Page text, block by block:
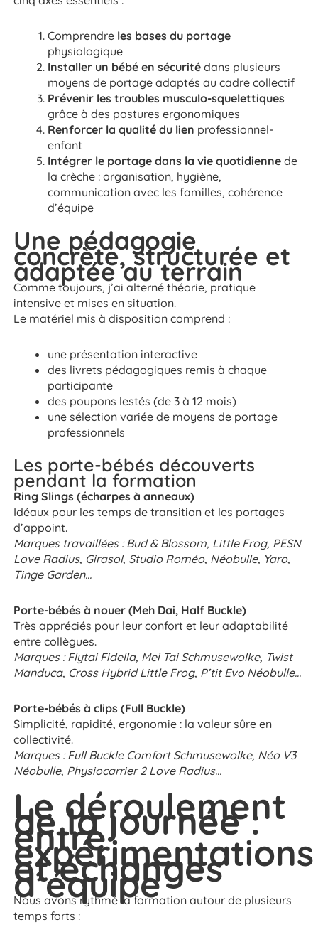
Comprendreles bases du portage
physiologique
Installer un bébé en sécurité dans plusieurs
moyens de portage adaptés au cadre collectif
Prévenir les troubles musculo-squelettiques
grâce à des postures ergonomiques
Renforcer la qualité du lien professionnel-
enfant
Intégrer le portage dans la vie quotidiennede
la crèche : organisation, hygiène,
communication avec les familles, cohérence
d’équipe
Une pédagogie
concrète, structurée et
adaptée au terrain
Comme toujours, j’ai alterné théorie, pratique
intensive et mises en situation.
Le matériel mis à disposition comprend :
une présentation interactive
des livrets pédagogiques remis à chaque
participante
des poupons lestés (de 3 à 12 mois)
une sélection variée de moyens de portage
professionnels
Les porte-bébés découverts
pendant la formation
Ring Slings (écharpes à anneaux)
Idéaux pour les temps de transition et les portages
d’appoint.
Marques travaillées : Bud & Blossom, Little Frog, PESN
Love Radius, Girasol, Studio Roméo, Néobulle, Yaro,
Tinge Garden…
Porte-bébés à nouer (Meh Dai, Half Buckle)
Très appréciés pour leur confort et leur adaptabilité
entre collègues.
Marques : Flytai Fidella, Mei Tai Schmusewolke, Twist
Manduca, Cross Hybrid Little Frog, P’tit Evo Néobulle…
Porte-bébés à clips (Full Buckle)
Simplicité, rapidité, ergonomie : la valeur sûre en
collectivité.
Marques : Full Buckle Comfort Schmusewolke, Néo V3
Néobulle, Physiocarrier 2 Love Radius…
Le déroulement
de la journée :
entre
expérimentations
et échanges
d’équipe
Nous avons rythmé la formation autour de plusieurs
temps forts :